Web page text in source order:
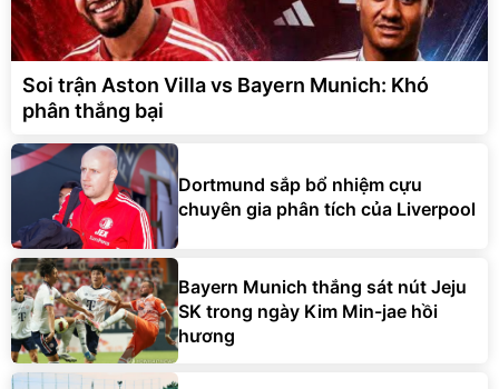
Soi trận Aston Villa vs Bayern Munich: Khó
phân thắng bại
Dortmund sắp bổ nhiệm cựu
chuyên gia phân tích của Liverpool
Bayern Munich thắng sát nút Jeju
SK trong ngày Kim Min-jae hồi
hương